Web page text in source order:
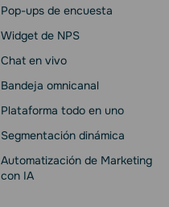
Pop-ups de encuesta
Widget de NPS
Chat en vivo
Bandeja omnicanal
Plataforma todo en uno
Segmentación dinámica
Automatización de Marketing
con IA